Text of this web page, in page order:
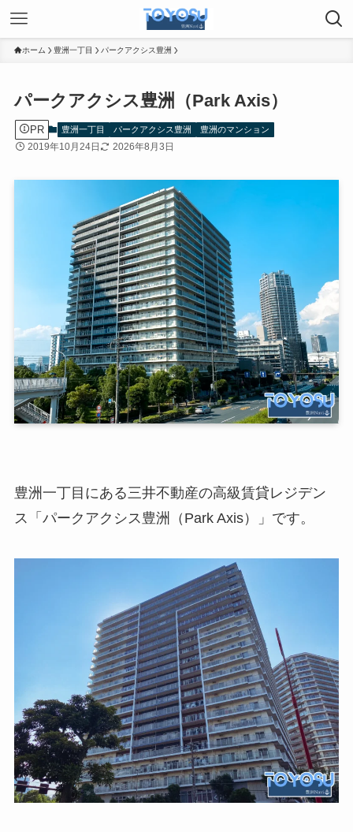
ホーム 豊洲一丁目 パークアクシス豊洲
パークアクシス豊洲（Park Axis）
PR 豊洲一丁目 パークアクシス豊洲 豊洲のマンション
2019年10月24日 2026年8月3日
豊洲一丁目にある三井不動産の高級賃貸レジデン
ス「パークアクシス豊洲（Park Axis）」です。